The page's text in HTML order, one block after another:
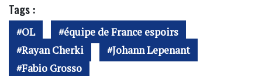
Tags :
OL
équipe de France espoirs
Rayan Cherki
Johann Lepenant
Fabio Grosso